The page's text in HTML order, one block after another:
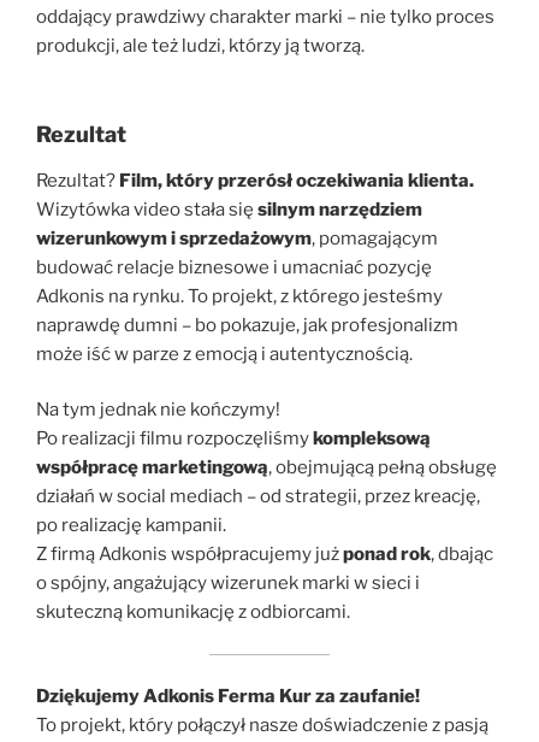
oddający prawdziwy charakter marki – nie tylko proces
produkcji, ale też ludzi, którzy ją tworzą.
Rezultat
Rezultat? Film, który przerósł oczekiwania klienta.
Wizytówka video stała się silnym narzędziem
wizerunkowym i sprzedażowym, pomagającym
budować relacje biznesowe i umacniać pozycję
Adkonis na rynku. To projekt, z którego jesteśmy
naprawdę dumni – bo pokazuje, jak profesjonalizm
może iść w parze z emocją i autentycznością.
Na tym jednak nie kończymy!
Po realizacji filmu rozpoczęliśmy kompleksową
współpracę marketingową, obejmującą pełną obsługę
działań w social mediach – od strategii, przez kreację,
po realizację kampanii.
Z firmą Adkonis współpracujemy jużponad rok, dbając
o spójny, angażujący wizerunek marki w sieci i
skuteczną komunikację z odbiorcami.
Dziękujemy Adkonis Ferma Kur za zaufanie!
To projekt, który połączył nasze doświadczenie z pasją